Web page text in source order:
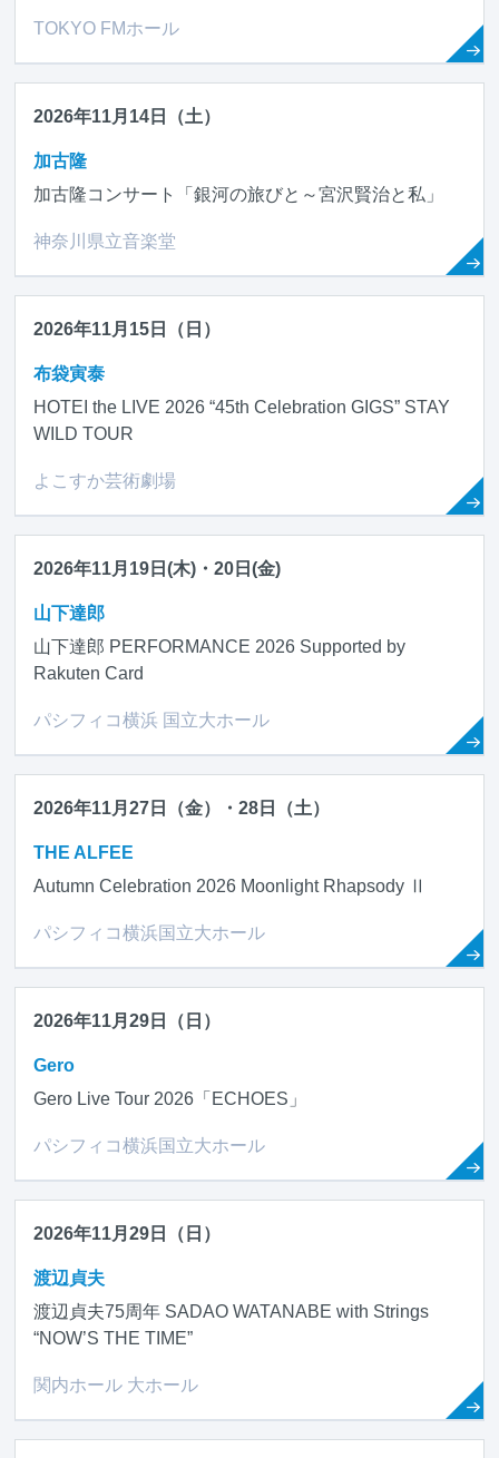
TOKYO FMホール
2026年11月14日（土）
加古隆
加古隆コンサート「銀河の旅びと～宮沢賢治と私」
神奈川県立音楽堂
2026年11月15日（日）
布袋寅泰
HOTEI the LIVE 2026 “45th Celebration GIGS” STAY
WILD TOUR
よこすか芸術劇場
2026年11月19日(木)・20日(金)
山下達郎
山下達郎 PERFORMANCE 2026 Supported by
Rakuten Card
パシフィコ横浜 国立大ホール
2026年11月27日（金）・28日（土）
THE ALFEE
Autumn Celebration 2026 Moonlight Rhapsody Ⅱ
パシフィコ横浜国立大ホール
2026年11月29日（日）
Gero
Gero Live Tour 2026「ECHOES」
パシフィコ横浜国立大ホール
2026年11月29日（日）
渡辺貞夫
渡辺貞夫75周年 SADAO WATANABE with Strings
“NOW’S THE TIME”
関内ホール 大ホール